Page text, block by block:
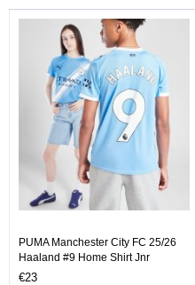
PUMA Manchester City FC 25/26
Haaland #9 Home Shirt Jnr
€23